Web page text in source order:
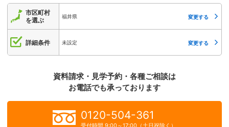
市区町村
を選ぶ
福井県 変更する
詳細条件 未設定 変更する
資料請求・見学予約・各種ご相談は
お電話でも承っております
0120-504-361